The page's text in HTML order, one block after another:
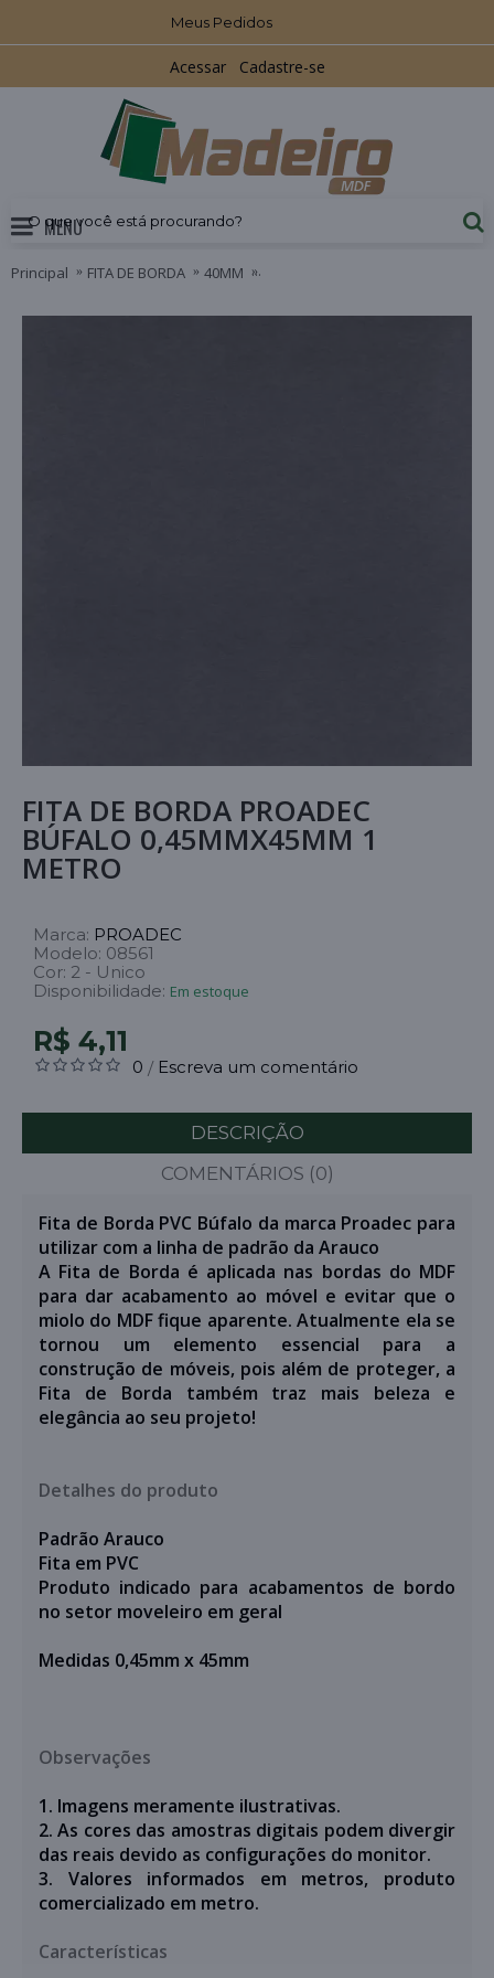
Meus Pedidos
Acessar Cadastre-se
MENU
Principal FITA DE BORDA 40MM
FITA DE BORDA PROADEC
BÚFALO 0,45MMX45MM 1
METRO
Marca: PROADEC
Modelo: 08561
Cor: 2 - Unico
Disponibilidade: Em estoque
R$ 4,11
0 / Escreva um comentário
DESCRIÇÃO
COMENTÁRIOS (0)
Fita de Borda PVC Búfalo da marca Proadec para
utilizar com a linha de padrão da Arauco
A Fita de Borda é aplicada nas bordas do MDF
para dar acabamento ao móvel e evitar que o
miolo do MDF fique aparente. Atualmente ela se
tornou um elemento essencial para a
construção de móveis, pois além de proteger, a
Fita de Borda também traz mais beleza e
elegância ao seu projeto!
Detalhes do produto
Padrão Arauco
Fita em PVC
Produto indicado para acabamentos de bordo
no setor moveleiro em geral
Medidas 0,45mm x 45mm
Observações
1. Imagens meramente ilustrativas.
2. As cores das amostras digitais podem divergir
das reais devido as configurações do monitor.
3. Valores informados em metros, produto
comercializado em metro.
Características